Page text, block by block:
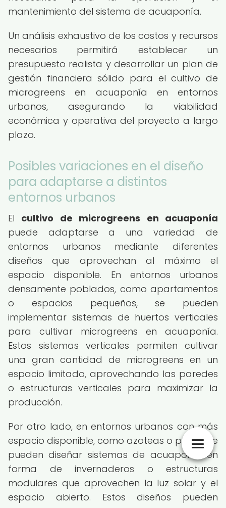
mantenimiento del sistema de acuaponía.
Un análisis exhaustivo de los costos y recursos
necesarios permitirá establecer un
presupuesto realista y desarrollar un plan de
gestión financiera sólido para el cultivo de
microgreens en acuaponía en entornos
urbanos, asegurando la viabilidad
económica y operativa del proyecto a largo
plazo.
Posibles variaciones en el diseño
para adaptarse a distintos
entornos urbanos
El cultivo de microgreens en acuaponía
puede adaptarse a una variedad de
entornos urbanos mediante diferentes
diseños que aprovechan al máximo el
espacio disponible. En entornos urbanos
densamente poblados, como apartamentos
o espacios pequeños, se pueden
implementar sistemas de huertos verticales
para cultivar microgreens en acuaponía.
Estos sistemas verticales permiten cultivar
una gran cantidad de microgreens en un
espacio limitado, aprovechando las paredes
o estructuras verticales para maximizar la
producción.
Por otro lado, en entornos urbanos con más
espacio disponible, como azoteas o patios, se
pueden diseñar sistemas de acuaponía en
forma de invernaderos o estructuras
modulares que aprovechen la luz solar y el
espacio abierto. Estos diseños pueden